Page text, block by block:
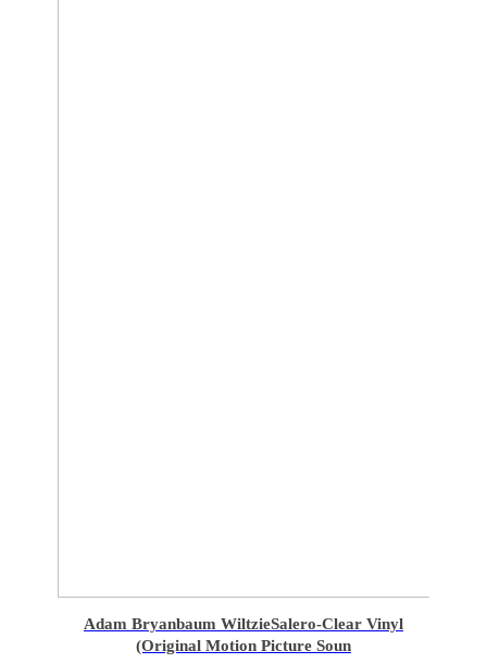
Adam Bryanbaum WiltzieSalero-Clear Vinyl
(Original Motion Picture Soun